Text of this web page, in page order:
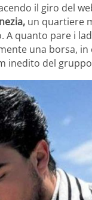
il giro del
un quartiere
A quanto pare i
una borsa, in
inedito del